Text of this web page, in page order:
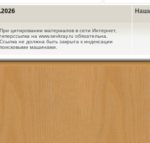
При цитировании материалов в сети Интернет,
гиперссылка на www.sevkray.ru обязательна.
Ссылка не должна быть закрыта к индексации
поисковыми машинами.